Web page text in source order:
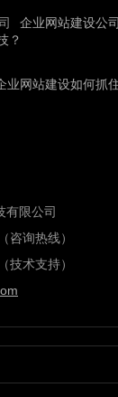
企业网站建设公
？
业网站建设如何抓
有限公司
咨询热线）
技术支持）